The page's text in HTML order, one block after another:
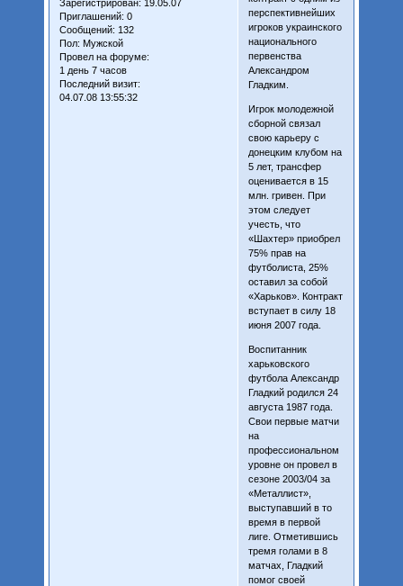
Зарегистрирован: 19.05.07
Приглашений: 0
Сообщений: 132
Пол: Мужской
Провел на форуме:
1 день 7 часов
Последний визит:
04.07.08 13:55:32
перспективнейших
игроков украинского
национального
первенства
Александром
Гладким.
Игрок молодежной
сборной связал
свою карьеру с
донецким клубом на
5 лет, трансфер
оценивается в 15
млн. гривен. При
этом следует
учесть, что
«Шахтер» приобрел
75% прав на
футболиста, 25%
оставил за собой
«Харьков». Контракт
вступает в силу 18
июня 2007 года.
Воспитанник
харьковского
футбола Александр
Гладкий родился 24
августа 1987 года.
Свои первые матчи
на
профессиональном
уровне он провел в
сезоне 2003/04 за
«Металлист»,
выступавший в то
время в первой
лиге. Отметившись
тремя голами в 8
матчах, Гладкий
помог своей